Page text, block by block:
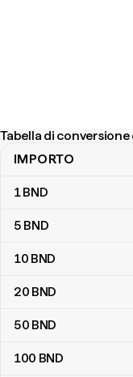
Tabella di
Tabella di conversione
IMPORTO
1BND
5 BND
10 BND
20 BND
50 BND
100 BND